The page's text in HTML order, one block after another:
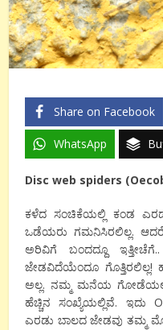
Share on Facebook
WhatsApp
Disc web spiders
ಕಳೆದ ಸಂಚಿಕೆಯಲ್ಲಿ ಕಂಡ
ಒಡೆಯರು ಗಮನಿಸಿರಲಿಲ್ಲ.
ಅರಿವಿಗೆ ಬಂದದ್ದೂ
ಜೇಡವಿದೆಯೆಂದೂ
ಅಲ್ಲ. ನಮ್ಮ ಮನೆಯ
ಹೆಚ್ಚಿನ ಸಂಖ್ಯೆಯಲ್ಲಿವೆ. ಇದು
ಎರಡು ಬಾಲದ ಜೇಡವು ತಮ್ಮ